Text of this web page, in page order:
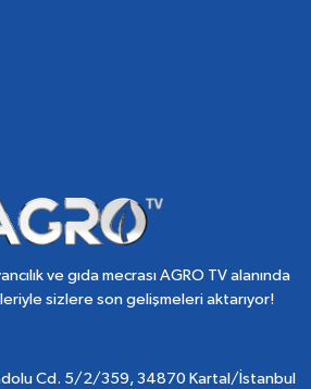
ve gıda mecrası AGRO TV alanında
sizlere son gelişmeleri aktarıyor!
Cd. 5/2/359, 34870 Kartal/İstanbul